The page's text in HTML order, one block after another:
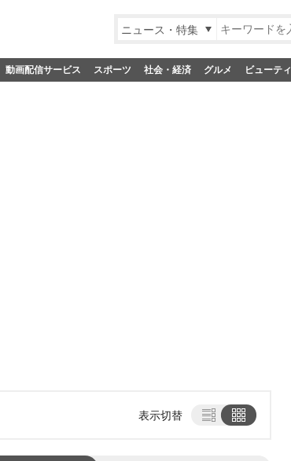
ニュース・特集
動画配信サービス スポーツ 社会・経済 グルメ ビューティ
表示切替